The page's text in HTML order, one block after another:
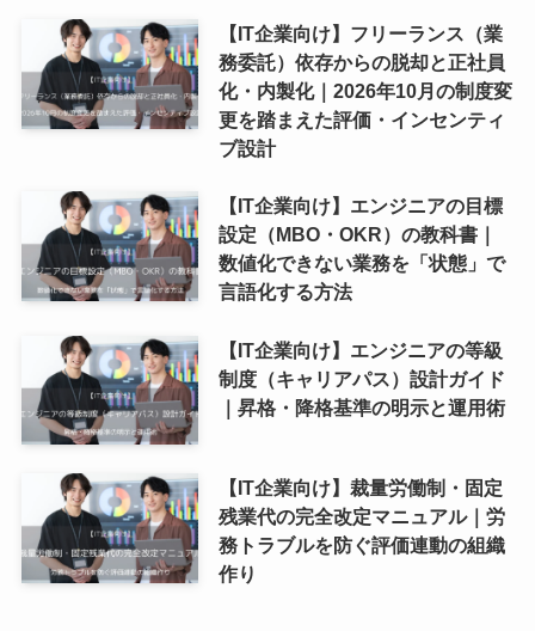
【IT企業向け】フリーランス（業
務委託）依存からの脱却と正社員
化・内製化｜2026年10月の制度変
更を踏まえた評価・インセンティ
ブ設計
【IT企業向け】エンジニアの目標
設定（MBO・OKR）の教科書｜
数値化できない業務を「状態」で
言語化する方法
【IT企業向け】エンジニアの等級
制度（キャリアパス）設計ガイド
｜昇格・降格基準の明示と運用術
【IT企業向け】裁量労働制・固定
残業代の完全改定マニュアル｜労
務トラブルを防ぐ評価連動の組織
作り